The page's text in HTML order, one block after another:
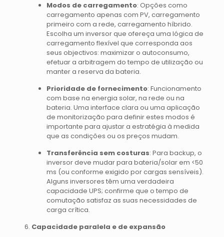
Modos de carregamento: Opções como
carregamento apenas com PV, carregamento
primeiro com a rede, carregamento híbrido.
Escolha um inversor que ofereça uma lógica de
carregamento flexível que corresponda aos
seus objectivos: maximizar o autoconsumo,
efetuar a arbitragem do tempo de utilização ou
manter a reserva da bateria.
Prioridade de fornecimento: Funcionamento
com base na energia solar, na rede ou na
bateria. Uma interface clara ou uma aplicação
de monitorização para definir estes modos é
importante para ajustar a estratégia à medida
que as condições ou os preços mudam.
Transferência sem costuras: Para backup, o
inversor deve mudar para bateria/solar em <50
ms (ou conforme exigido por cargas sensíveis).
Alguns inversores têm uma verdadeira
capacidade UPS; confirme que o tempo de
comutação satisfaz as suas necessidades de
carga crítica.
Capacidade paralela e de expansão